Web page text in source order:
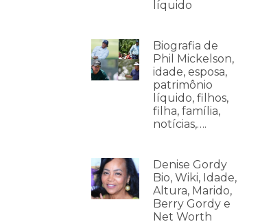
líquido
Biografia de
Phil Mickelson,
idade, esposa,
patrimônio
líquido, filhos,
filha, família,
notícias,….
Denise Gordy
Bio, Wiki, Idade,
Altura, Marido,
Berry Gordy e
Net Worth